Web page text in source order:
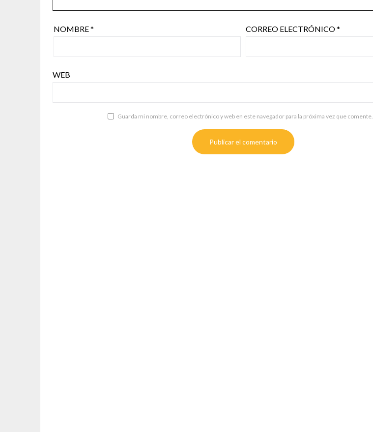
NOMBRE* CORREO ELECTRÓNICO*
WEB
Guarda mi nombre, correo electrónico y web en este navegador para la próxima vez que comente.